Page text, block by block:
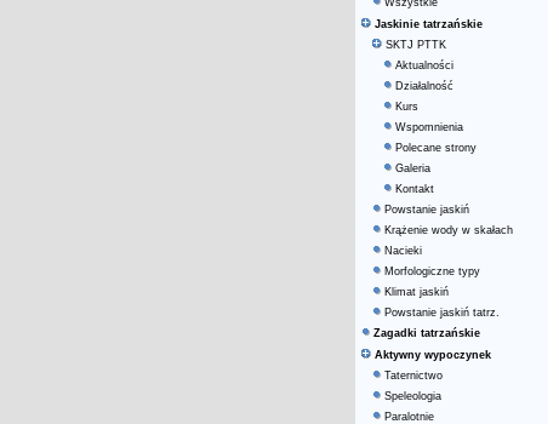
Wszystkie
Jaskinie tatrzańskie
SKTJ PTTK
Aktualności
Działalność
Kurs
Wspomnienia
Polecane strony
Galeria
Kontakt
Powstanie jaskiń
Krążenie wody w skałach
Nacieki
Morfologiczne typy
Klimat jaskiń
Powstanie jaskiń tatrz.
Zagadki tatrzańskie
Aktywny wypoczynek
Taternictwo
Speleologia
Paralotnie